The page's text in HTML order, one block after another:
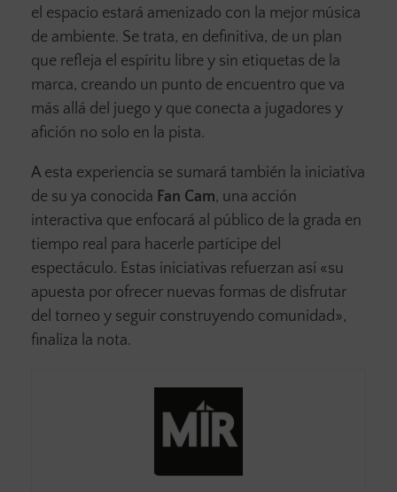
el espacio estará amenizado con la mejor música
de ambiente. Se trata, en definitiva, de un plan
que refleja el espíritu libre y sin etiquetas de la
marca, creando un punto de encuentro que va
más allá del juego y que conecta a jugadores y
afición no solo en la pista.
A esta experiencia se sumará también la iniciativa
de su ya conocida Fan Cam, una acción
interactiva que enfocará al público de la grada en
tiempo real para hacerle partícipe del
espectáculo. Estas iniciativas refuerzan así «su
apuesta por ofrecer nuevas formas de disfrutar
del torneo y seguir construyendo comunidad»,
finaliza la nota.